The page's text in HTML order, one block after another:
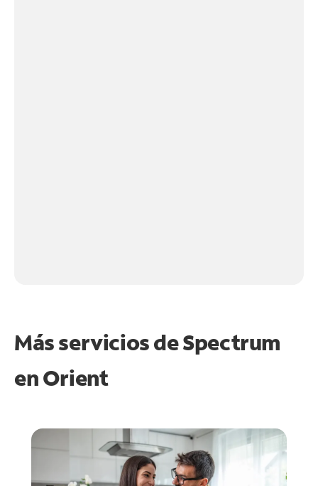
Más servicios de Spectrum
enOrient